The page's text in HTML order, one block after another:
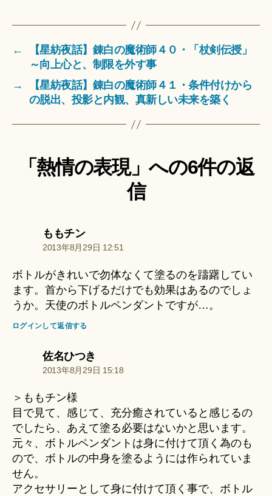
←
【星紡夜話】錬白の魔術師４０・「杖剣伝授」
～向上心と、制限を外す事
→
【星紡夜話】錬白の魔術師４１・条件付けから
の脱出、投影と内観、真新しい未来を築く
「熱情の表現」への6件の返
信
ももチンの
発
2013年8月29日 12:51
ボトルがきれいで勿体なくて塗るのを躊躇してい
ます。首から下げるだけでも効果はあるのでしょ
うか。天使のボトルペンダントですが…。
ログインして返信する
佐名ひつき
発
2013年8月29日 15:18
＞ももチン様
目で見て、感じて、充分癒されていると感じるの
でしたら、あえて塗る必要はないかと思います。
元々、ボトルペンダントは身に付けて頂く為のも
ので、ボトルの中身を塗るようには作られていま
せん。
アクセサリーとして身に付けて頂く事で、ボトル